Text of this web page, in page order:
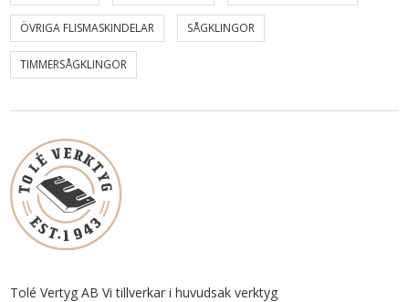
ÖVRIGA FLISMASKINDELAR SÅGKLINGOR
TIMMERSÅGKLINGOR
Tolé Vertyg AB Vi tillverkar i huvudsak verktyg